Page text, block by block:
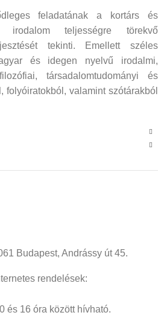
feladatának a kortárs és
irodalom teljességre törekvő
tekinti. Emellett széles
és idegen nyelvű irodalmi,
társadalomtudományi és
folyóiratokból, valamint szótárakból
Budapest, Andrássy út 45.
rendelések:
és 16 óra között hívható.